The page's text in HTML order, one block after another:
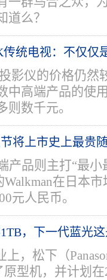
道么？
传统电视：不仅仅
影仪的价格仍然
中高端产品的使
数千元。
将上市史上最贵
产品则主打“最
在日本
元人民币。
，下一代蓝光
上，松下（
原型机，并计划